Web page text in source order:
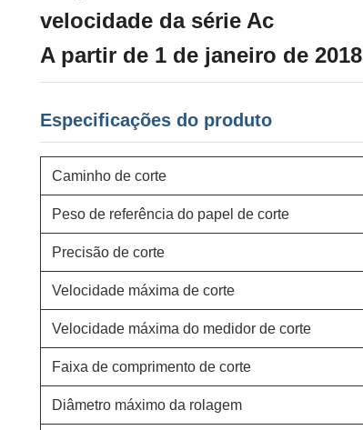
velocidade da série Ac
A partir de 1 de janeiro de 2018
Especificações do produto
Caminho de corte
Peso de referência do papel de corte
Precisão de corte
Velocidade máxima de corte
Velocidade máxima do medidor de corte
Faixa de comprimento de corte
Diâmetro máximo da rolagem